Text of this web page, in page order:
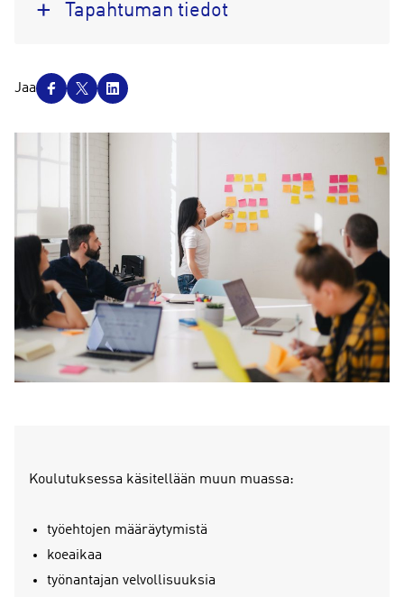
Tapahtuman tiedot
J
Jaa
Koulutuksessa käsitellään muun muassa:
työehtojen määräytymistä
koeaikaa
työnantajan velvollisuuksia